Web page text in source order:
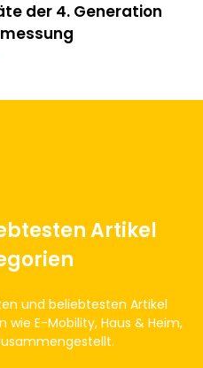
Artikel
und beliebtesten Artikel
E-Mobility, Haus & Heim,
der 4. Generation